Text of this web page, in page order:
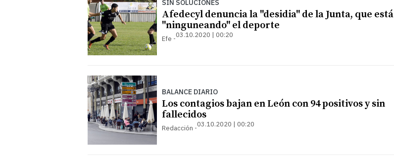
SIN SOLUCIONES
Afedecyl denuncia la "desidia" de la Junta, que está
"ninguneando" el deporte
Efe 03.10.2020 | 00:20
BALANCE DIARIO
Los contagios bajan en León con 94 positivos y sin
fallecidos
Redacción 03.10.2020 | 00:20